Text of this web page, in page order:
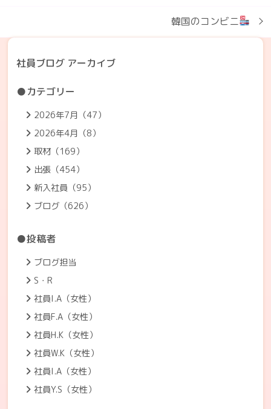
韓国のコンビニ
社員ブログ アーカイブ
●カテゴリー
2026年7月（47）
2026年4月（8）
取材（169）
出張（454）
新入社員（95）
ブログ（626）
●投稿者
ブログ担当
S・R
社員I.A（女性）
社員F.A（女性）
社員H.K（女性）
社員W.K（女性）
社員I.A（女性）
社員Y.S（女性）